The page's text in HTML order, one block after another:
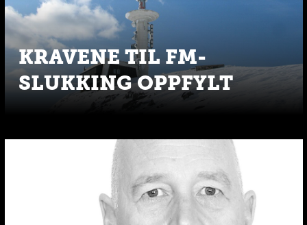
KRAVENE TIL FM-
SLUKKING OPPFYLT